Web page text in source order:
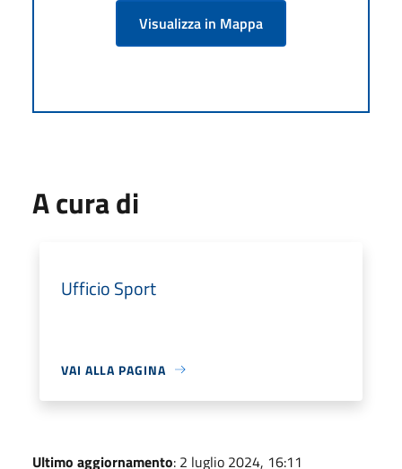
Visualizza in Mappa
A cura di
Ufficio Sport
VAI ALLA PAGINA
Ultimo aggiornamento: 2 luglio 2024, 16:11